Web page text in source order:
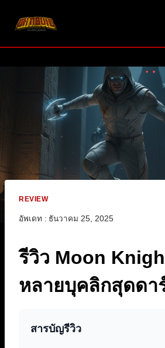
REVIEW
อัพเดท : ธันวาคม 25, 2025
รีวิว Moon
หลายบุคลิกสุดดา
สารบัญรีวิว